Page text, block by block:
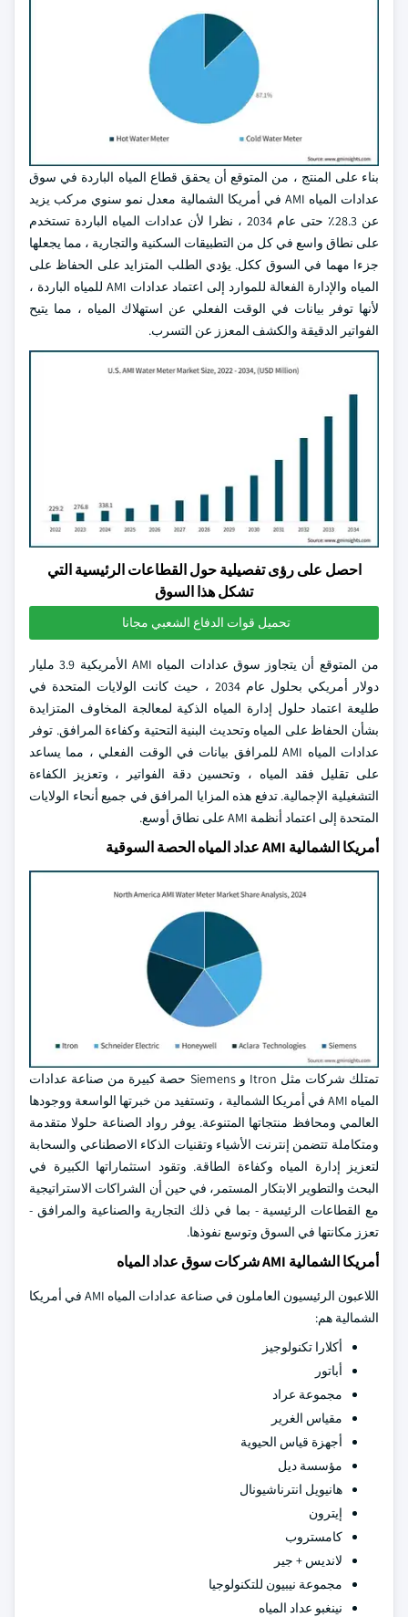
بناء على المنتج ، من المتوقع أن يحقق قطاع المياه الباردة في سوق
عدادات المياه AMI في أمريكا الشمالية معدل نمو سنوي مركب يزيد
عن 28.3٪ حتى عام 2034 ، نظرا لأن عدادات المياه الباردة تستخدم
على نطاق واسع في كل من التطبيقات السكنية والتجارية ، مما يجعلها
جزءا مهما في السوق ككل. يؤدي الطلب المتزايد على الحفاظ على
المياه والإدارة الفعالة للموارد إلى اعتماد عدادات AMI للمياه الباردة ،
لأنها توفر بيانات في الوقت الفعلي عن استهلاك المياه ، مما يتيح
الفواتير الدقيقة والكشف المعزز عن التسرب.
احصل على رؤى تفصيلية حول القطاعات الرئيسية التي
تشكل هذا السوق
تحميل قوات الدفاع الشعبي مجانا
من المتوقع أن يتجاوز سوق عدادات المياه AMI الأمريكية 3.9 مليار
دولار أمريكي بحلول عام 2034 ، حيث كانت الولايات المتحدة في
طليعة اعتماد حلول إدارة المياه الذكية لمعالجة المخاوف المتزايدة
بشأن الحفاظ على المياه وتحديث البنية التحتية وكفاءة المرافق. توفر
عدادات المياه AMI للمرافق بيانات في الوقت الفعلي ، مما يساعد
على تقليل فقد المياه ، وتحسين دقة الفواتير ، وتعزيز الكفاءة
التشغيلية الإجمالية. تدفع هذه المزايا المرافق في جميع أنحاء الولايات
المتحدة إلى اعتماد أنظمة AMI على نطاق أوسع.
أمريكا الشمالية AMI عداد المياه الحصة السوقية
تمتلك شركات مثل Itron و Siemens حصة كبيرة من صناعة عدادات
المياه AMI في أمريكا الشمالية ، وتستفيد من خبرتها الواسعة ووجودها
العالمي ومحافظ منتجاتها المتنوعة. يوفر رواد الصناعة حلولا متقدمة
ومتكاملة تتضمن إنترنت الأشياء وتقنيات الذكاء الاصطناعي والسحابة
لتعزيز إدارة المياه وكفاءة الطاقة. وتقود استثماراتها الكبيرة في
البحث والتطوير الابتكار المستمر، في حين أن الشراكات الاستراتيجية
مع القطاعات الرئيسية - بما في ذلك التجارية والصناعية والمرافق -
تعزز مكانتها في السوق وتوسع نفوذها.
أمريكا الشمالية AMI شركات سوق عداد المياه
اللاعبون الرئيسيون العاملون في صناعة عدادات المياه AMI في أمريكا
الشمالية هم:
أكلارا تكنولوجيز
أباتور
مجموعة عراد
مقياس الغرير
أجهزة قياس الحيوية
مؤسسة ديل
هانيويل انترناشيونال
إيترون
كامستروب
لانديس + جير
مجموعة نيبيون للتكنولوجيا
نينغبو عداد المياه